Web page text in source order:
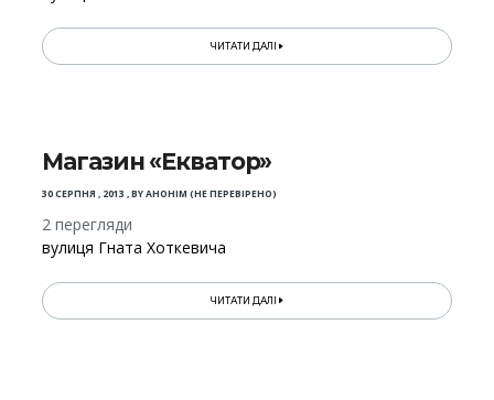
ЧИТАТИ ДАЛІ
Магазин «Екватор»
30 СЕРПНЯ , 2013 ,BYАНОНІМ (НЕ ПЕРЕВІРЕНО)
2 перегляди
вулиця Гната Хоткевича
ЧИТАТИ ДАЛІ